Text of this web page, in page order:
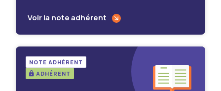
Voir la note adhérent
NOTE ADHÉRENT
ADHÉRENT